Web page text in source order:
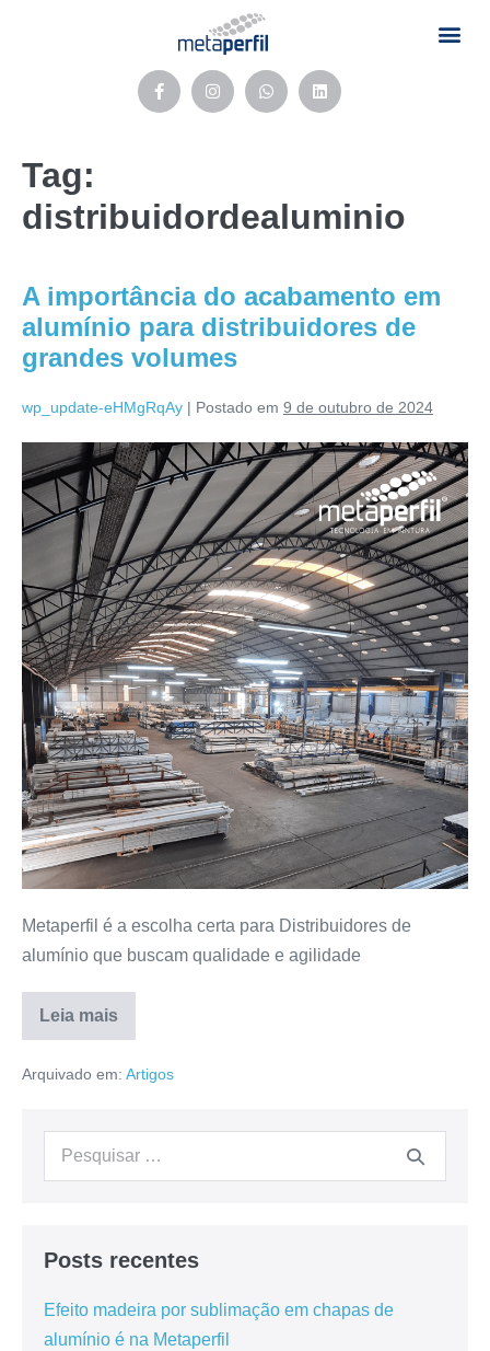
Tag:
distribuidordealuminio
A importância do acabamento em
alumínio para distribuidores de
grandes volumes
wp_update-eHMgRqAy | Postado em 9 de outubro de 2024
Metaperfil é a escolha certa para Distribuidores de
alumínio que buscam qualidade e agilidade
Leia mais
Arquivado em: Artigos
Posts recentes
Efeito madeira por sublimação em chapas de
alumínio é na Metaperfil